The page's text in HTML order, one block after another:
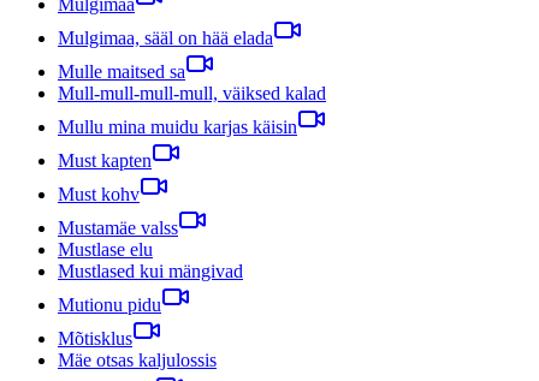
Mulgimaa, sääl on hää elada
Mulle maitsed sa
Mull-mull-mull-mull, väiksed kalad
Mullu mina muidu karjas käisin
Must kapten
Must kohv
Mustamäe valss
Mustlase elu
Mustlased kui mängivad
Mutionu pidu
Mõtisklus
Mäe otsas kaljulossis